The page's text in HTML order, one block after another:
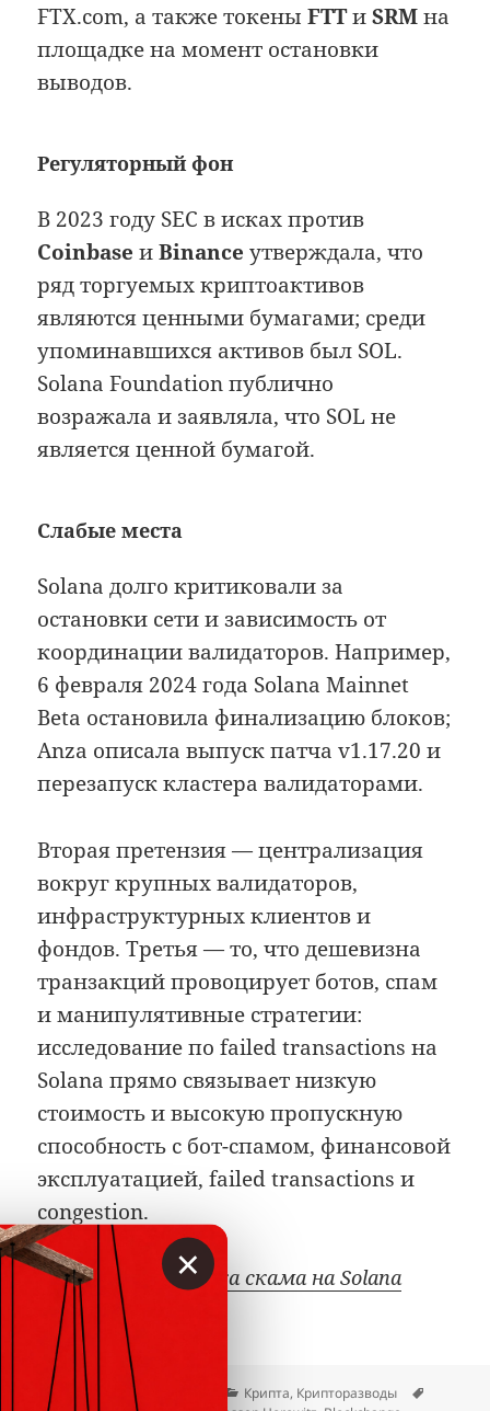
FTX.com, а также токеныFTTиSRMна
площадке на момент остановки
выводов.
Регуляторный фон
В 2023 году SEC в исках против
Coinbase иBinance утверждала, что
ряд торгуемых криптоактивов
являются ценными бумагами; среди
упоминавшихся активов был SOL.
Solana Foundation публично
возражала и заявляла, что SOL не
является ценной бумагой.
Слабые места
Solana долго критиковали за
остановки сети и зависимость от
координации валидаторов. Например,
6 февраля 2024 года Solana Mainnet
Beta остановила финализацию блоков;
Anza описала выпуск патча v1.17.20 и
перезапуск кластера валидаторами.
Вторая претензия — централизация
вокруг крупных валидаторов,
инфраструктурных клиентов и
фондов. Третья — то, что дешевизна
транзакций провоцирует ботов, спам
и манипулятивные стратегии:
исследование по failed transactions на
Solana прямо связывает низкую
стоимость и высокую пропускную
способность с бот-спамом, финансовой
эксплуатацией, failed transactions и
congestion.
Pump.fun: фабрика скама на Solana
Опубликовано
08.07.2026 Рубрики
Крипта, Крипторазводы
×